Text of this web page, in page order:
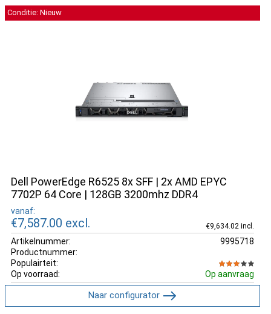
Dell PowerEdge R6525 8x SFF | 2x AMD EPYC
7702P 64 Core | 128GB 3200mhz DDR4
vanaf:
€7,587.00 excl. €9,634.02 incl.
Artikelnummer:
9995718
Productnummer:
Populairteit:
Op voorraad:
Op aanvraag
Conditie: Nieuw
Naar configurator